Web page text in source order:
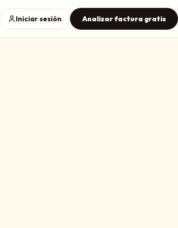
Iniciar sesión Analizar factura gratis